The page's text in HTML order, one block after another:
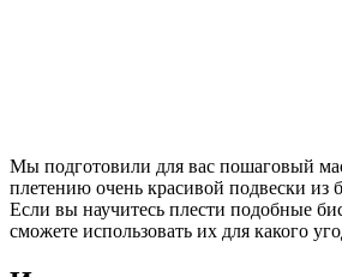
Мы подготовили для вас пошаговый
плетению очень красивой подвески из
Если вы научитесь плести подобные
сможете использовать их для какого